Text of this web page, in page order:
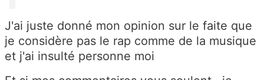
J'ai juste donné mon opinion sur le faite que
je considère pas le rap comme de la musique
et j'ai insulté personne moi